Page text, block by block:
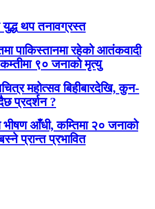
युद्ध थप तनावग्रस्त
पाकिस्तानमा रहेको आतंकवादी
९० जनाको मृत्यु
महोत्सव बिहीबारदेखि, कुन-
प्रदर्शन ?
भीषण आँधी, कम्तिमा २० जनाको
प्रान्त प्रभावित